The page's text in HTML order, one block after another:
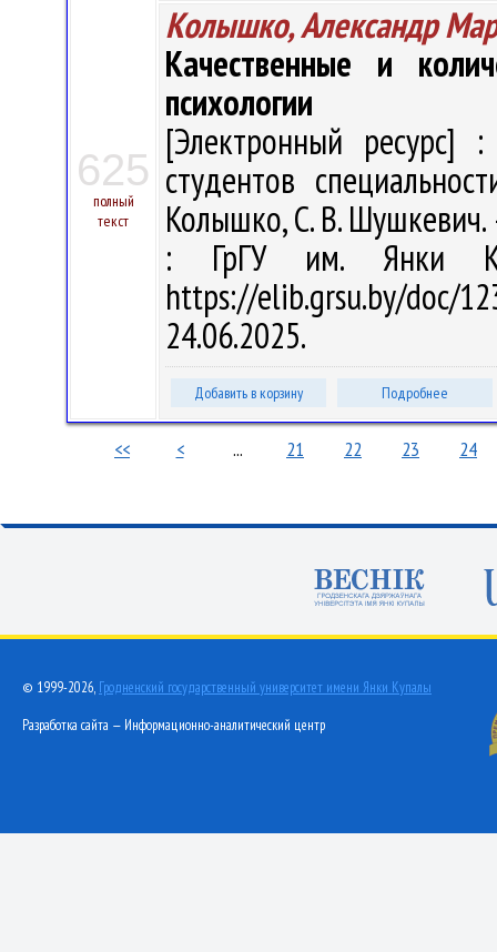
625
полный
текст
Колышко, Александр
Качественные и
психологии
[Электронный ресурс] :
студентов
Колышко, С. В. Шушкевич.
: ГрГУ им. Янки
https://elib.grsu.by/doc/
24.06.2025.
Добавить в корзину Подробнее
<< < ... 21 22 23 24
© 1999-2026, Гродненский государственный университет имени Янки Купалы
Разработка сайта — Информационно-аналитический центр